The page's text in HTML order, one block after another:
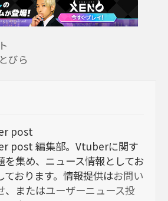
びら
post
post 編集部。Vtuberに関す
を集め、ニュース情報としてお
ております。情報提供はお問い
、またはユーザーニュース投